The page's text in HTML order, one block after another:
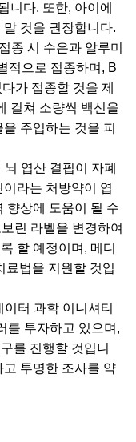
니다. 또한, 아이에
것을 권장합니다.
종 시 수은과 알루미
적으로 접종하며, B
가 접종할 것을 제
걸쳐 소량씩 백신을
주입하는 것을 피
엽산 결핍이 자폐
라는 처방약이 엽
향상에 도움이 될 수
린 라벨을 변경하여
할 예정이며, 메디
료법을 지원할 것입
터 과학 이니셔티
를 투자하고 있으며,
를 진행할 것입니
투명한 조사를 약